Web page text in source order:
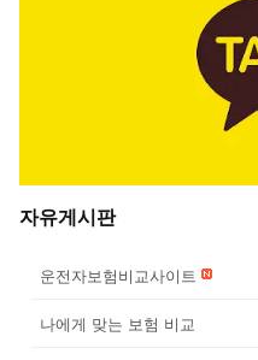
자유게시판
운전자보험비교사이트
나에게 맞는 보험 비교